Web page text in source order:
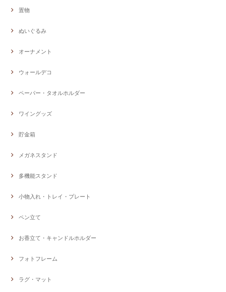
置物
ぬいぐるみ
オーナメント
ウォールデコ
ペーパー・タオルホルダー
ワイングッズ
貯金箱
メガネスタンド
多機能スタンド
小物入れ・トレイ・プレート
ペン立て
お香立て・キャンドルホルダー
フォトフレーム
ラグ・マット